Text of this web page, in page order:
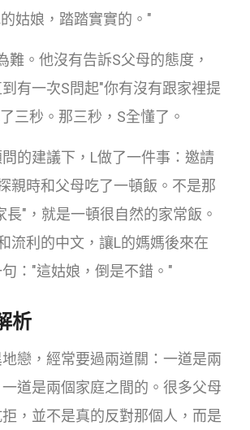
姑娘，踏踏實實的。"
難。他沒有告訴S父母的態度，
有一次S問起"你有沒有跟家裡提
三秒。那三秒，S全懂了。
的建議下，L做了一件事：邀請
親時和父母吃了一頓飯。不是那
長"，就是一頓很自然的家常飯。
流利的中文，讓L的媽媽後來在
："這姑娘，倒是不錯。"
析
戀，經常要過兩道關：一道是兩
道是兩個家庭之間的。很多父母
，並不是真的反對那個人，而是